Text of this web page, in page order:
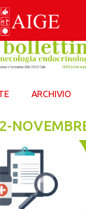
ARCHIVIO